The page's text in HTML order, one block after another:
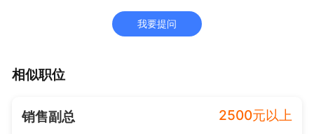
我要提问
相似职位
销售副总 2500元以上